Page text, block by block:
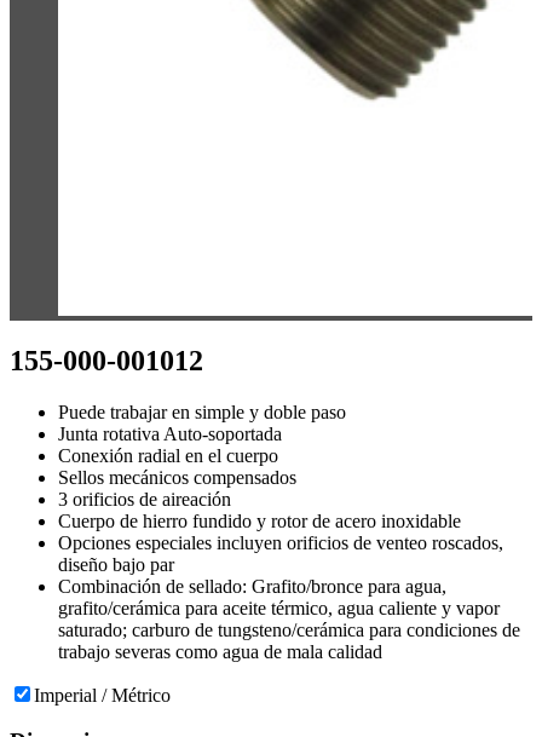
155-000-001012
Puede trabajar en simple y doble paso
Junta rotativa Auto-soportada
Conexión radial en el cuerpo
Sellos mecánicos compensados
3 orificios de aireación
Cuerpo de hierro fundido y rotor de acero inoxidable
Opciones especiales incluyen orificios de venteo roscados,
diseño bajo par
Combinación de sellado: Grafito/bronce para agua,
grafito/cerámica para aceite térmico, agua caliente y vapor
saturado; carburo de tungsteno/cerámica para condiciones de
trabajo severas como agua de mala calidad
Imperial / Métrico